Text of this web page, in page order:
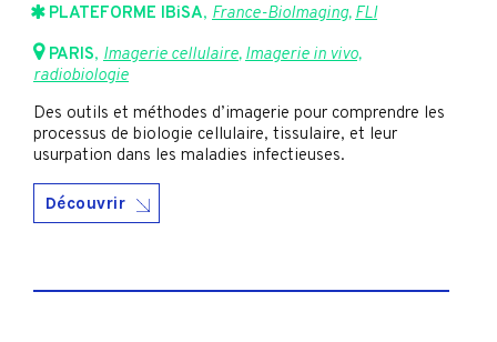
PLATEFORME IBiSA, France-BioImaging,FLI
PARIS, Imagerie cellulaire,Imagerie in vivo,
radiobiologie
Des outils et méthodes d’imagerie pour comprendre les
processus de biologie cellulaire, tissulaire, et leur
usurpation dans les maladies infectieuses.
Découvrir